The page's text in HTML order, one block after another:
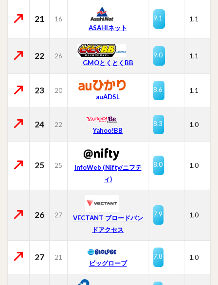
21
16
ASAHIネット
9.1 1.1
22
26
GMOとくとくBB
9.0 1.1
23
20
auADSL
8.6 1.1
24 22
Yahoo!BB
8.3 1.0
25 25
InfoWeb (Nifty/ニフテ
ィ)
8.0 1.0
26 27
VECTANT ブロードバン
ドアクセス
7.9 1.0
27 21
ビッグローブ
7.8 1.0